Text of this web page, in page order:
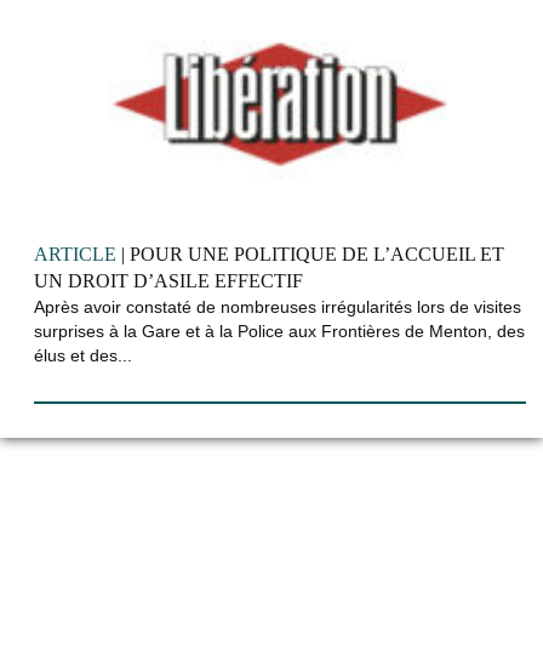
ARTICLE | POUR UNE POLITIQUE DE L’ACCUEIL ET
UN DROIT D’ASILE EFFECTIF
Après avoir constaté de nombreuses irrégularités lors de visites
surprises à la Gare et à la Police aux Frontières de Menton, des
élus et des...